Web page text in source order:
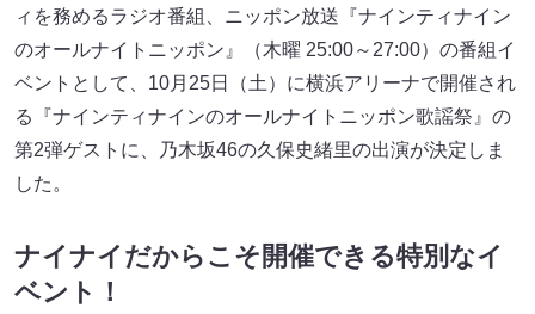
ィを務めるラジオ番組、ニッポン放送『ナインティナイン
のオールナイトニッポン』（木曜 25:00～27:00）の番組イ
ベントとして、10月25日（土）に横浜アリーナで開催され
る『ナインティナインのオールナイトニッポン歌謡祭』の
第2弾ゲストに、乃木坂46の久保史緒里の出演が決定しま
した。
ナイナイだからこそ開催できる特別なイ
ベント！